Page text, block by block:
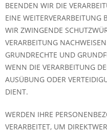
BEENDEN WIR DIE
EINE WEITERVERARBEITUNG
WIR ZWINGENDE
VERARBEITUNG
GRUNDRECHTE UND
WENN DIE VERARBEITUNG
AUSÜBUNG ODER
DIENT.
WERDEN IHRE
VERARBEITET, UM